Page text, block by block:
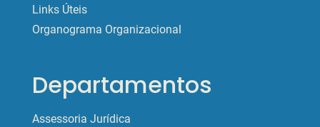
Links Úteis
Organograma Organizacional
Departamentos
Assessoria Jurídica